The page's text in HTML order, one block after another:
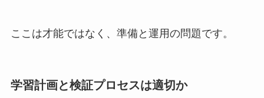
ここは才能ではなく、準備と運用の問題です。
学習計画と検証プロセスは適切か